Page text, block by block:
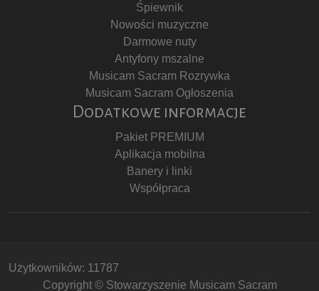
Śpiewnik
Nowości muzyczne
Darmowe nuty
Antyfony mszalne
Musicam Sacram Rozrywka
Musicam Sacram Ogłoszenia
Dodatkowe informacje
Pakiet PREMIUM
Aplikacja mobilna
Banery i linki
Współpraca
Użytkowników: 11787
Copyright © Stowarzyszenie Musicam Sacram